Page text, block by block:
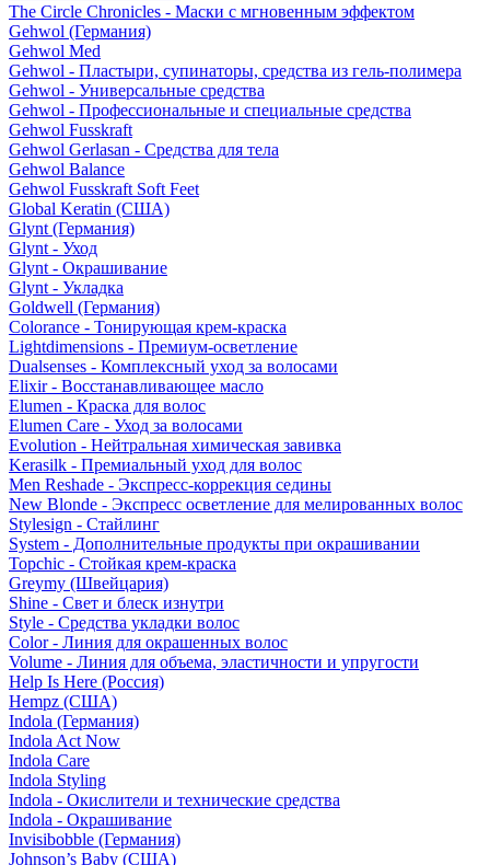
The Circle Chronicles - Маски с мгновенным эффектом
Gehwol (Германия)
Gehwol Med
Gehwol - Пластыри, супинаторы, средства из гель-полимера
Gehwol - Универсальные средства
Gehwol - Профессиональные и специальные средства
Gehwol Fusskraft
Gehwol Gerlasan - Средства для тела
Gehwol Balance
Gehwol Fusskraft Soft Feet
Global Keratin (США)
Glynt (Германия)
Glynt - Уход
Glynt - Окрашивание
Glynt - Укладка
Goldwell (Германия)
Colorance - Тонирующая крем-краска
Lightdimensions - Премиум-осветление
Dualsenses - Комплексный уход за волосами
Elixir - Восстанавливающее масло
Elumen - Краска для волос
Elumen Care - Уход за волосами
Evolution - Нейтральная химическая завивка
Kerasilk - Премиальный уход для волос
Men Reshade - Экспресс-коррекция седины
New Blonde - Экспресс осветление для мелированных волос
Stylesign - Стайлинг
System - Дополнительные продукты при окрашивании
Topchic - Стойкая крем-краска
Greymy (Швейцария)
Shine - Свет и блеск изнутри
Style - Средства укладки волос
Color - Линия для окрашенных волос
Volume - Линия для объема, эластичности и упругости
Help Is Here (Россия)
Hempz (США)
Indola (Германия)
Indola Act Now
Indola Care
Indola Styling
Indola - Окислители и технические средства
Indola - Окрашивание
Invisibobble (Германия)
Johnson’s Baby (США)